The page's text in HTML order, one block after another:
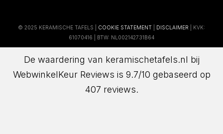
© 2025 KERAMISCHE TAFELS | COOKIE STATEMENT DISCLAIMER | KVK:
61070416 | BTW: NL002142731B64
De waardering van keramischetafels.nl bij
WebwinkelKeur Reviews is 9.7/10 gebaseerd op
407 reviews.